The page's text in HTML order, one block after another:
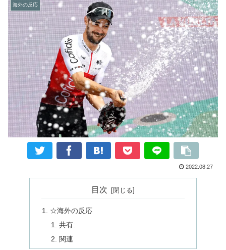
海外の反応
2022.08.27
目次
☆海外の反応
共有:
関連